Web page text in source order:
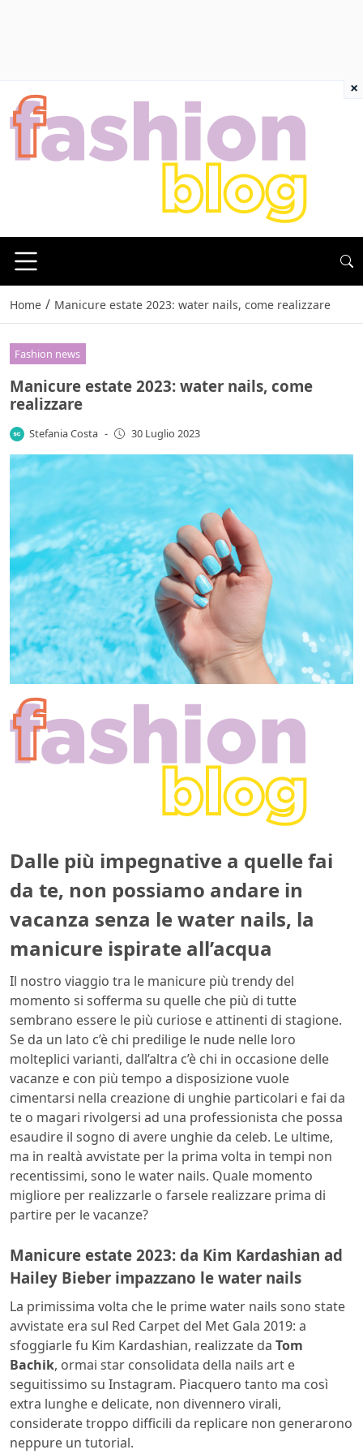
Home / Manicure estate 2023: water nails, come realizzare
Fashion news
Manicure estate 2023: water nails, come
realizzare
Stefania Costa - 30 Luglio 2023
Dalle più impegnative a quelle fai
da te, non possiamo andare in
vacanza senza le water nails, la
manicure ispirate all’acqua
Il nostro viaggio tra le manicure più trendy del
momento si sofferma su quelle che più di tutte
sembrano essere le più curiose e attinenti di stagione.
Se da un lato c’è chi predilige le nude nelle loro
molteplici varianti, dall’altra c’è chi in occasione delle
vacanze e con più tempo a disposizione vuole
cimentarsi nella creazione di unghie particolari e fai da
te o magari rivolgersi ad una professionista che possa
esaudire il sogno di avere unghie da celeb. Le ultime,
ma in realtà avvistate per la prima volta in tempi non
recentissimi, sono le water nails. Quale momento
migliore per realizzarle o farsele realizzare prima di
partire per le vacanze?
Manicure estate 2023: da Kim Kardashian ad
Hailey Bieber impazzano le water nails
La primissima volta che le prime water nails sono state
avvistate era sul Red Carpet del Met Gala 2019: a
sfoggiarle fu Kim Kardashian, realizzate da Tom
Bachik, ormai star consolidata della nails art e
seguitissimo su Instagram. Piacquero tanto ma così
extra lunghe e delicate, non divennero virali,
considerate troppo difficili da replicare non generarono
neppure un tutorial.
×